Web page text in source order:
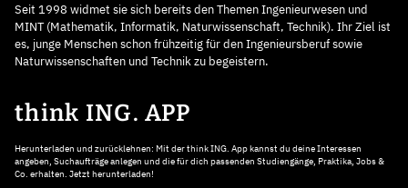
Seit 1998 widmet sie sich bereits den Themen Ingenieurwesen und
MINT (Mathematik, Informatik, Naturwissenschaft, Technik). Ihr Ziel ist
es, junge Menschen schon frühzeitig für den Ingenieursberuf sowie
Naturwissenschaften und Technik zu begeistern.
think ING. APP
Herunterladen und zurücklehnen: Mit der think ING. App kannst du deine Interessen
angeben, Suchaufträge anlegen und die für dich passenden Studiengänge, Praktika, Jobs &
Co. erhalten. Jetzt herunterladen!